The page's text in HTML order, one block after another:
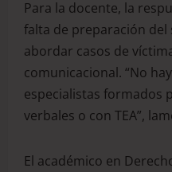
Para la docente, la
falta de preparación del
abordar casos de
comunicacional. “No
especialistas formados
verbales o con TEA”,
El académico en